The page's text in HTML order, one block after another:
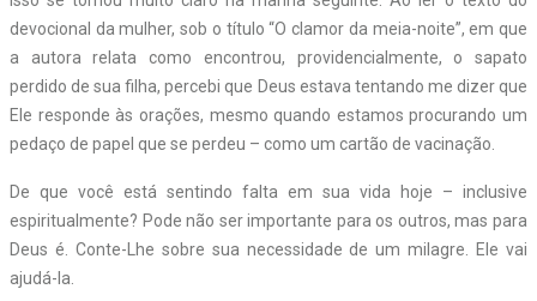
devocional da mulher, sob o título “O clamor da meia-noite”, em que
a autora relata como encontrou, providencialmente, o sapato
perdido de sua filha, percebi que Deus estava tentando me dizer que
Ele responde às orações, mesmo quando estamos procurando um
pedaço de papel que se perdeu – como um cartão de vacinação.
De que você está sentindo falta em sua vida hoje – inclusive
espiritualmente? Pode não ser importante para os outros, mas para
Deus é. Conte-Lhe sobre sua necessidade de um milagre. Ele vai
ajudá-la.